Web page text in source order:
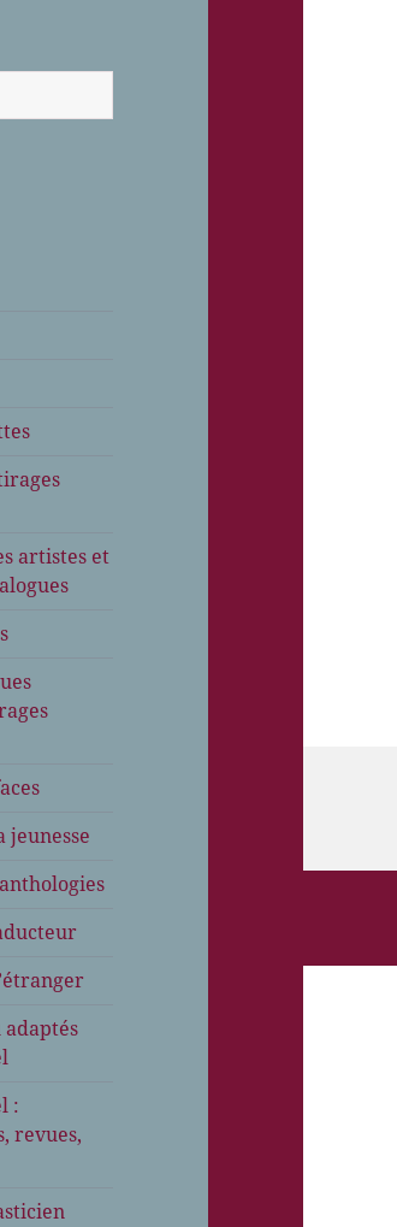
artistes et
jeunesse
adaptés
:
revues,